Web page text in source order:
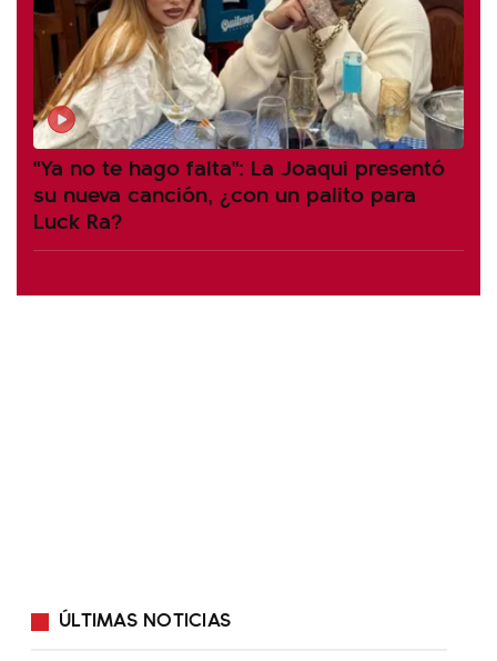
"Ya no te hago falta": La Joaqui presentó
su nueva canción, ¿con un palito para
Luck Ra?
ÚLTIMAS NOTICIAS